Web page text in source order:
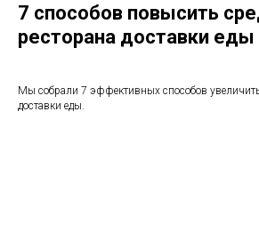
7 способов повысить
ресторана доставки еды
Мы собрали 7 эффективных способов
доставки еды.